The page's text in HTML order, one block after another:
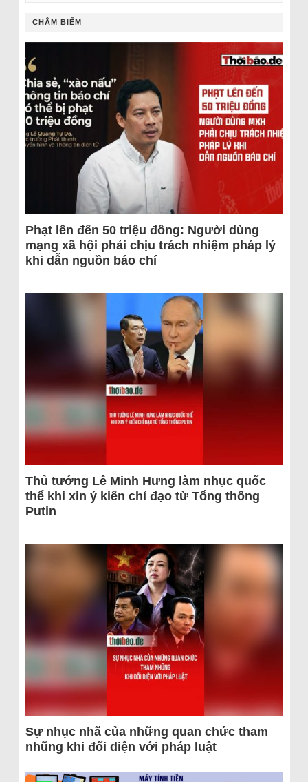
CHÂM BIẾM
Phạt lên đến 50 triệu đồng: Người dùng
mạng xã hội phải chịu trách nhiệm pháp lý
khi dẫn nguồn báo chí
Thủ tướng Lê Minh Hưng làm nhục quốc
thể khi xin ý kiến chỉ đạo từ Tổng thống
Putin
Sự nhục nhã của những quan chức tham
nhũng khi đối diện với pháp luật